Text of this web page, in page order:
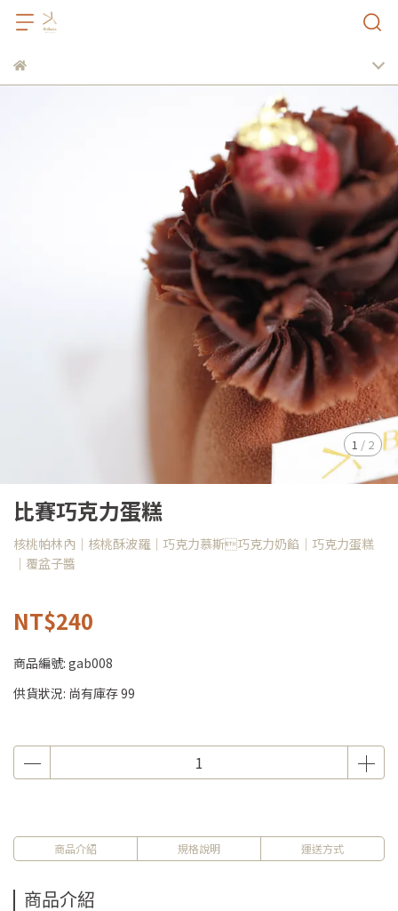
1 / 2
比賽巧克力蛋糕
核桃帕林內｜核桃酥波羅｜巧克力慕斯巧克力奶餡｜巧克力蛋糕
｜覆盆子醬
NT$240
商品編號: gab008
供貨狀況: 尚有庫存 99
商品介紹 規格說明 運送方式
商品介紹